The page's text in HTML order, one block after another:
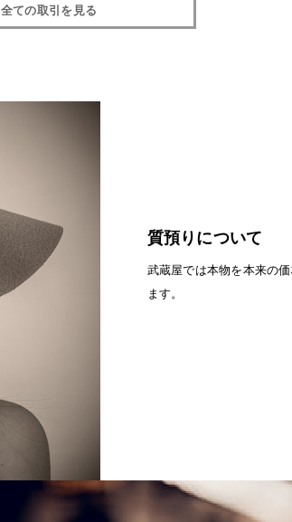
全ての取引を見る
質預りについて
武蔵屋では本物を本来の
ます。